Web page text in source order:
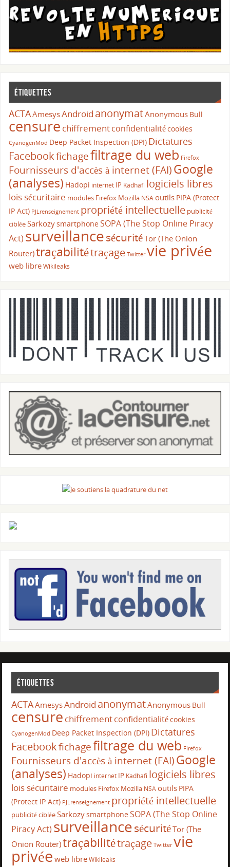
Étiquettes
ACTAAmesysAndroid anonymatAnonymous Bull
censure chiffrementconfidentialitécookies
CyanogenMod Deep Packet Inspection (DPI) Dictatures
Facebookfichagefiltrage du web Firefox
Fournisseurs d'accès à internet (FAI)Google
(analyses) Hadopi internet IP Kadhafi logiciels libres
lois sécuritaire modules Firefox Mozilla NSA outils PIPA (Protect
IP Act) PJLrenseignement propriété intellectuelle publicité
cibléeSarkozysmartphoneSOPA (The Stop Online Piracy
Act) surveillancesécuritéTor (The Onion
Router)traçabilitétraçage Twitter vie privée
web libreWikileaks
Étiquettes
ACTAAmesysAndroid anonymatAnonymous Bull
censure chiffrementconfidentialitécookies
CyanogenMod Deep Packet Inspection (DPI) Dictatures
Facebookfichagefiltrage du web Firefox
Fournisseurs d'accès à internet (FAI)Google
(analyses) Hadopi internet IP Kadhafi logiciels libres
lois sécuritaire modules Firefox Mozilla NSA outils PIPA
(Protect IP Act) PJLrenseignement propriété intellectuelle
publicité cibléeSarkozysmartphoneSOPA (The Stop Online
Piracy Act) surveillancesécuritéTor (The
Onion Router)traçabilitétraçage Twitter vie
privée web libreWikileaks